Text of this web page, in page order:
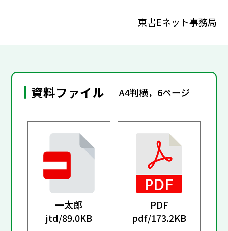
東書Eネット事務局
資料ファイル A4判横，6ページ
一太郎
jtd/89.0KB
PDF
pdf/173.2KB